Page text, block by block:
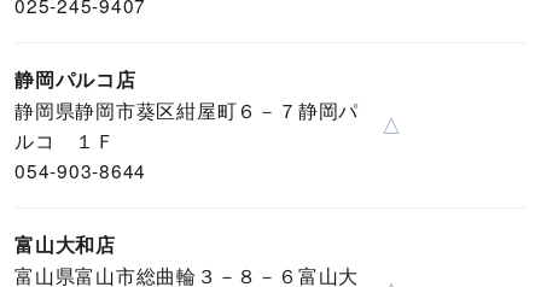
静岡パルコ店
静岡県静岡市葵区紺屋町６－７静岡パ
ルコ １Ｆ
054-903-8644
△
富山大和店
富山県富山市総曲輪３－８－６富山大